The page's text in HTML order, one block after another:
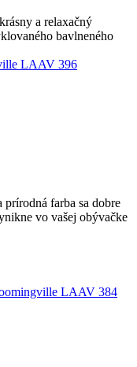
a relaxačný
bavlneného
farba sa dobre
vo vašej obývačke